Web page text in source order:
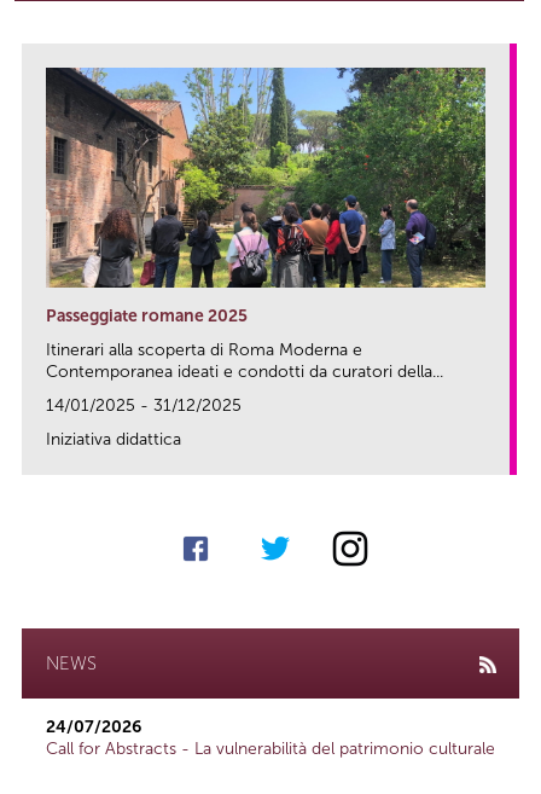
Passeggiate romane 2025
Itinerari alla scoperta di Roma Moderna e
Contemporanea ideati e condotti da curatori della...
14/01/2025 - 31/12/2025
Iniziativa didattica
NEWS
24/07/2026
Call for Abstracts - La vulnerabilità del patrimonio culturale